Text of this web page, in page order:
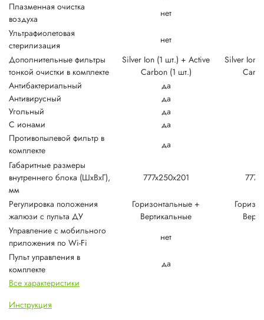
Плазменная очистка
воздуха
нет
Ультрафиолетовая
стерилизация
нет
Дополнительные фильтры
тонкой очистки в комплекте
Silver Ion (1 шт.) + Active
Carbon (1 шт.)
Silver Ion
Антибактериальный
да
Антивирусный
да
Угольный
да
С ионами
да
Противопылевой фильтр в
комплекте
да
Габаритные размеры
внутреннего блока (ШxВxГ),
мм
777x250x201
Регулировка положения
жалюзи с пульта ДУ
Горизонтальные +
Вертикальные
Управление c мобильного
приложения по Wi-Fi
нет
Пульт управления в
комплекте
да
Все характеристики
Инструкция